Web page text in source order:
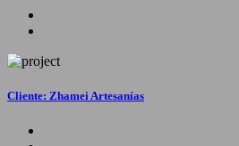
Cliente: Zhamei Artesanías